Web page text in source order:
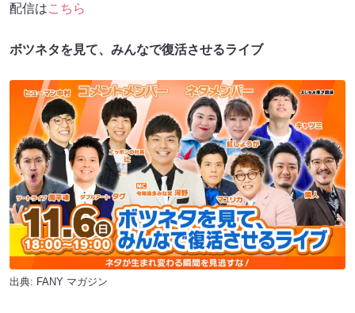
配信はこちら
ボツネタを⾒て、みんなで復活させるライブ
出典: FANY マガジン